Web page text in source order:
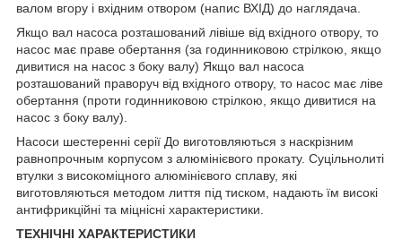
валом вгору і вхідним отвором (напис ВХІД) до наглядача.
Якщо вал насоса розташований лівіше від вхідного отвору, то
насос має праве обертання (за годинниковою стрілкою, якщо
дивитися на насос з боку валу) Якщо вал насоса
розташований праворуч від вхідного отвору, то насос має ліве
обертання (проти годинниковою стрілкою, якщо дивитися на
насос з боку валу).
Насоси шестеренні серії До виготовляються з наскрізним
равнопрочным корпусом з алюмінієвого прокату. Суцільнолиті
втулки з високоміцного алюмінієвого сплаву, які
виготовляються методом лиття під тиском, надають їм високі
антифрикційні та міцнісні характеристики.
ТЕХНІЧНІ ХАРАКТЕРИСТИКИ